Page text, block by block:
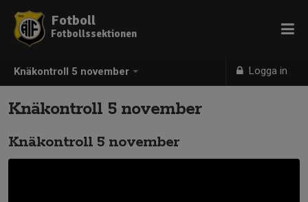
Knäkontroll 5 november Logga in
Fotboll
Fotbollssektionen
Knäkontroll 5 november
Knäkontroll 5 november